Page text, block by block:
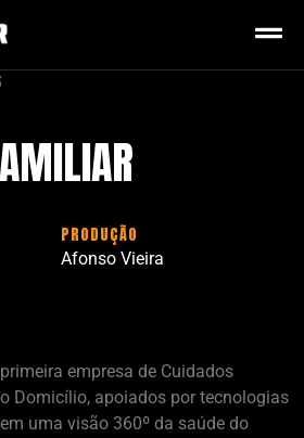
PRODUÇÃO
Afonso Vieira
empresa de Cuidados
Domicílio, apoiados por tecnologias
uma visão 360º da saúde do